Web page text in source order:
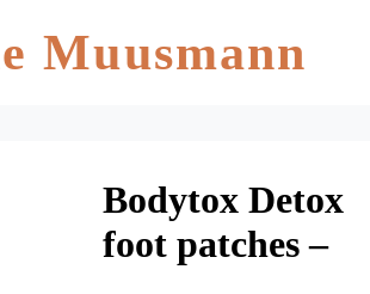
Muusmann
Bodytox Detox
foot patches –